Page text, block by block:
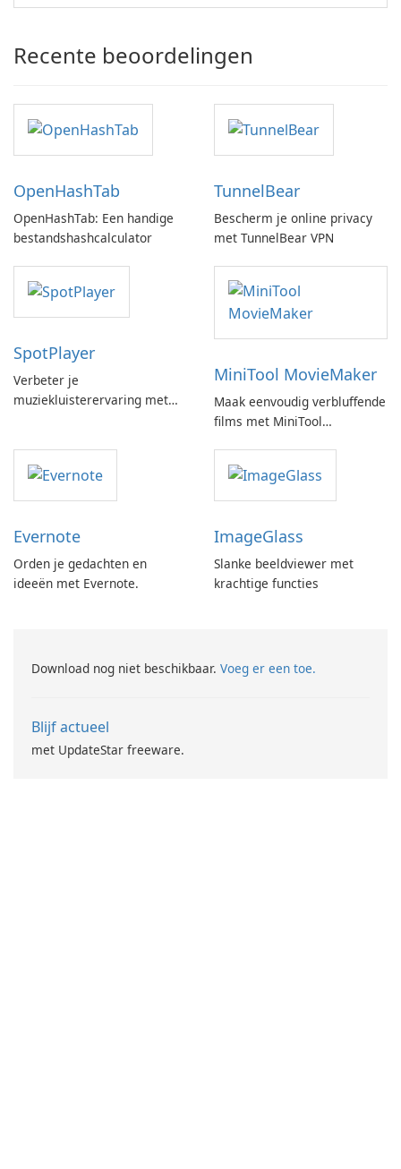
Recente beoordelingen
OpenHashTab
OpenHashTab: Een handige
bestandshashcalculator
TunnelBear
Bescherm je online privacy
met TunnelBear VPN
SpotPlayer
Verbeter je
muziekluisterervaring met
MiniTool MovieMaker
Maak eenvoudig verbluffende
films met MiniTool
Evernote
Orden je gedachten en
ideeën met Evernote.
ImageGlass
Slanke beeldviewer met
krachtige functies
Download nog niet beschikbaar. Voeg er een toe.
Blijf actueel
met UpdateStar freeware.